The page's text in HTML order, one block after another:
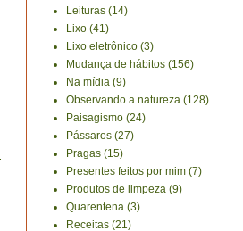
Leituras (14)
Lixo (41)
Lixo eletrônico (3)
Mudança de hábitos (156)
Na mídia (9)
Observando a natureza (128)
Paisagismo (24)
Pássaros (27)
Pragas (15)
Presentes feitos por mim (7)
Produtos de limpeza (9)
Quarentena (3)
Receitas (21)